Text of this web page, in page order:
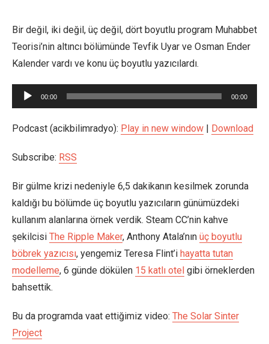
Bir değil, iki değil, üç değil, dört boyutlu program Muhabbet
Teorisi’nin altıncı bölümünde Tevfik Uyar ve Osman Ender
Kalender vardı ve konu üç boyutlu yazıcılardı.
Ses
oynatıcı
00:00 00:00
Podcast (acikbilimradyo): Play in new window | Download
Subscribe: RSS
Bir gülme krizi nedeniyle 6,5 dakikanın kesilmek zorunda
kaldığı bu bölümde üç boyutlu yazıcıların günümüzdeki
kullanım alanlarına örnek verdik. Steam CC’nin kahve
şekilcisi The Ripple Maker, Anthony Atala’nın üç boyutlu
böbrek yazıcısı, yengemiz Teresa Flint’i hayatta tutan
modelleme, 6 günde dökülen 15 katlı otel gibi örneklerden
bahsettik.
Bu da programda vaat ettiğimiz video: The Solar Sinter
Project